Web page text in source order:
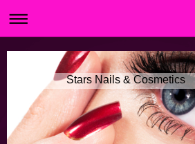
Stars Nails & Cosmetics